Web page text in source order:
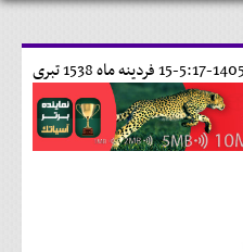
15 فردينه ماه 1538 تبری